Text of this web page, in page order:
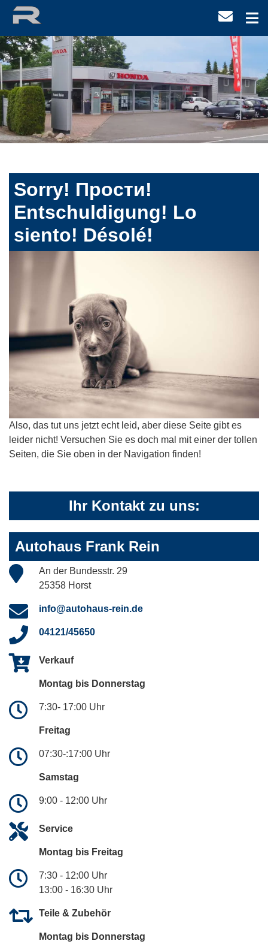
Sorry! Прости!
Entschuldigung! Lo
siento! Désolé!
Also, das tut uns jetzt echt leid, aber diese Seite gibt es
leider nicht! Versuchen Sie es doch mal mit einer der tollen
Seiten, die Sie oben in der Navigation finden!
Ihr Kontakt zu uns:
Autohaus Frank Rein
An der Bundesstr. 29
25358 Horst
info@autohaus-rein.de
04121/45650
Verkauf
Montag bis Donnerstag
7:30- 17:00 Uhr
Freitag
07:30-:17:00 Uhr
Samstag
9:00 - 12:00 Uhr
Service
Montag bis Freitag
7:30 - 12:00 Uhr
13:00 - 16:30 Uhr
Teile & Zubehör
Montag bis Donnerstag